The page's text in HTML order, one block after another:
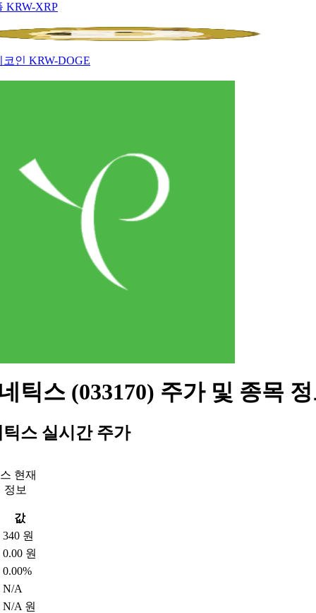
KRW-XRP
코인 KRW-DOGE
틱스 (033170) 주가 및 종목
스 실시간 주가
현재
정보
값
340 원
0.00 원
0.00%
N/A
N/A 원